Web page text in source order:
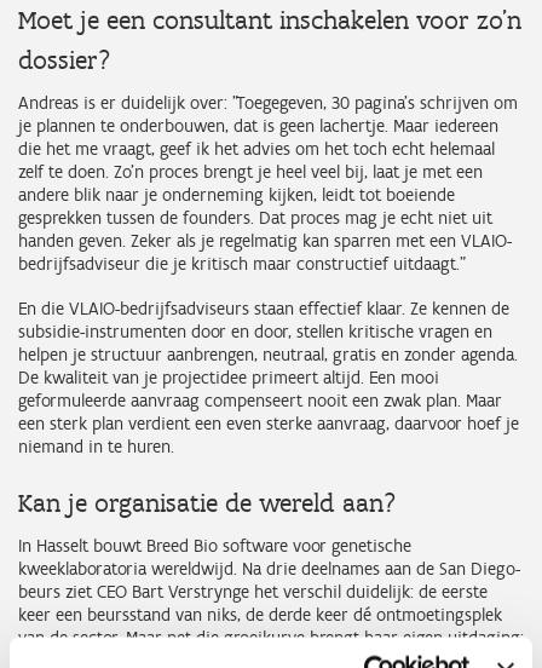
Moet je een consultant inschakelen voor zo’n
dossier?
Andreas is er duidelijk over: "Toegegeven, 30 pagina's schrijven om
je plannen te onderbouwen, dat is geen lachertje. Maar iedereen
die het me vraagt, geef ik het advies om het toch echt helemaal
zelf te doen. Zo'n proces brengt je heel veel bij, laat je met een
andere blik naar je onderneming kijken, leidt tot boeiende
gesprekken tussen de founders. Dat proces mag je echt niet uit
handen geven. Zeker als je regelmatig kan sparren met een VLAIO-
bedrijfsadviseur die je kritisch maar constructief uitdaagt."
En die VLAIO-bedrijfsadviseurs staan effectief klaar. Ze kennen de
subsidie-instrumenten door en door, stellen kritische vragen en
helpen je structuur aanbrengen, neutraal, gratis en zonder agenda.
De kwaliteit van je projectidee primeert altijd. Een mooi
geformuleerde aanvraag compenseert nooit een zwak plan. Maar
een sterk plan verdient een even sterke aanvraag, daarvoor hoef je
niemand in te huren.
Kan je organisatie de wereld aan?
In Hasselt bouwt Breed Bio software voor genetische
kweeklaboratoria wereldwijd. Na drie deelnames aan de San Diego-
beurs ziet CEO Bart Verstrynge het verschil duidelijk: de eerste
keer een beursstand van niks, de derde keer dé ontmoetingsplek
van de sector. Maar net die groeikurve brengt haar eigen uitdaging:
méér klanten vragen een stevigere structuur, een diverser team en